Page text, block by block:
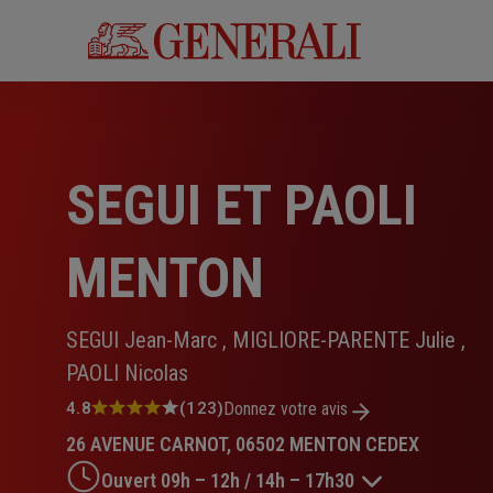
SEGUI ET PAOLI
MENTON
SEGUI Jean-Marc , MIGLIORE-PARENTE Julie ,
PAOLI Nicolas
Note
4.8
sur
4.8 (123)Donnez votre avis
26 AVENUE CARNOT, 06502 MENTON CEDEX
Ouvert 09h – 12h / 14h – 17h30